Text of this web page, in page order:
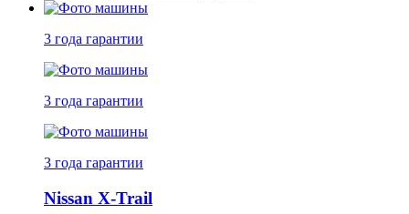
3 года гарантии
3 года гарантии
3 года гарантии
Nissan X-Trail